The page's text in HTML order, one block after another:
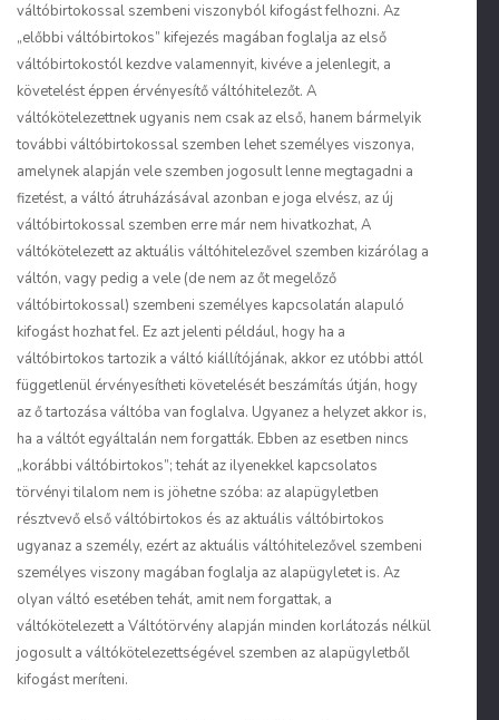
váltóbirtokossal szembeni viszonyból kifogást felhozni. Az
„előbbi váltóbirtokos” kifejezés magában foglalja az első
váltóbirtokostól kezdve valamennyit, kivéve a jelenlegit, a
követelést éppen érvényesítő váltóhitelezőt. A
váltókötelezettnek ugyanis nem csak az első, hanem bármelyik
további váltóbirtokossal szemben lehet személyes viszonya,
amelynek alapján vele szemben jogosult lenne megtagadni a
fizetést, a váltó átruházásával azonban e joga elvész, az új
váltóbirtokossal szemben erre már nem hivatkozhat, A
váltókötelezett az aktuális váltóhitelezővel szemben kizárólag a
váltón, vagy pedig a vele (de nem az őt megelőző
váltóbirtokossal) szembeni személyes kapcsolatán alapuló
kifogást hozhat fel. Ez azt jelenti például, hogy ha a
váltóbirtokos tartozik a váltó kiállítójának, akkor ez utóbbi attól
függetlenül érvényesítheti követelését beszámítás útján, hogy
az ő tartozása váltóba van foglalva. Ugyanez a helyzet akkor is,
ha a váltót egyáltalán nem forgatták. Ebben az esetben nincs
„korábbi váltóbirtokos”; tehát az ilyenekkel kapcsolatos
törvényi tilalom nem is jöhetne szóba: az alapügyletben
résztvevő első váltóbirtokos és az aktuális váltóbirtokos
ugyanaz a személy, ezért az aktuális váltóhitelezővel szembeni
személyes viszony magában foglalja az alapügyletet is. Az
olyan váltó esetében tehát, amit nem forgattak, a
váltókötelezett a Váltótörvény alapján minden korlátozás nélkül
jogosult a váltókötelezettségével szemben az alapügyletből
kifogást meríteni.